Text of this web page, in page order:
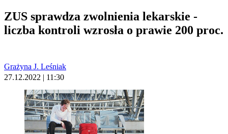
ZUS sprawdza zwolnienia lekarskie -
liczba kontroli wzrosła o prawie 200 proc.
Grażyna J. Leśniak
27.12.2022 | 11:30